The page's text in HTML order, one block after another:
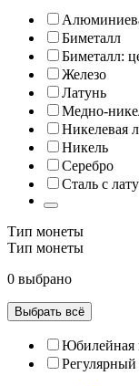
Биметалл
Биметалл:
Железо
Латунь
Медно-
Никелевая
Никель
Серебро
Сталь с
Тип монеты
Тип монеты
0 выбрано
Выбрать всё
Юбилейная